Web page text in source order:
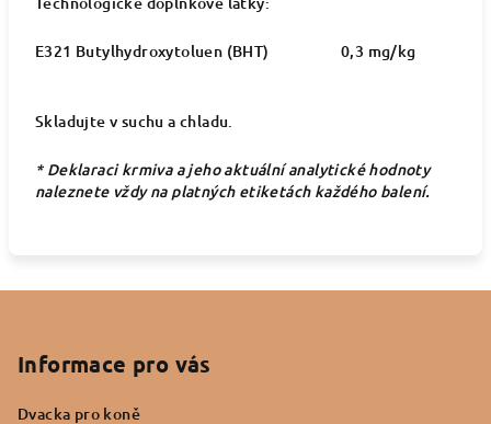
E321 Butylhydroxytoluen (BHT) 0,3 mg/kg
Skladujte v suchu a chladu.
* Deklaraci krmiva a jeho aktuální analytické hodnoty
naleznete vždy na platných etiketách každého balení.
Informace pro vás
Dvacka pro koně